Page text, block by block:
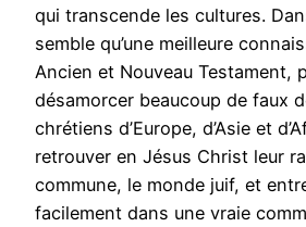
qui transcende les cultures.
semble qu’une meilleure
Ancien et Nouveau Testament,
désamorcer beaucoup de faux
chrétiens d’Europe, d’Asie et
retrouver en Jésus Christ leur
commune, le monde juif, et
facilement dans une vraie